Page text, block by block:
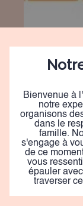
Bienvenue à
notre
organisons
dans le
famille.
s'engage à
de ce
vous
épauler
traverser